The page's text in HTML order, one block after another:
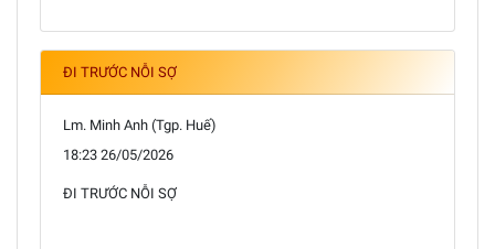
ĐI TRƯỚC NỖI SỢ
Lm. Minh Anh (Tgp. Huế)
18:23 26/05/2026
ĐI TRƯỚC NỖI SỢ